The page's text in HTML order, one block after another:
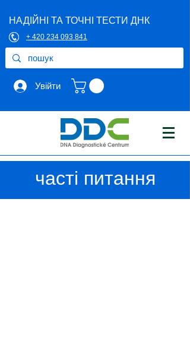
НАДІЙНІ ТА ТОЧНІ ТЕСТИ ДНК
+ 420 234 093 841
Увійти
часті питання